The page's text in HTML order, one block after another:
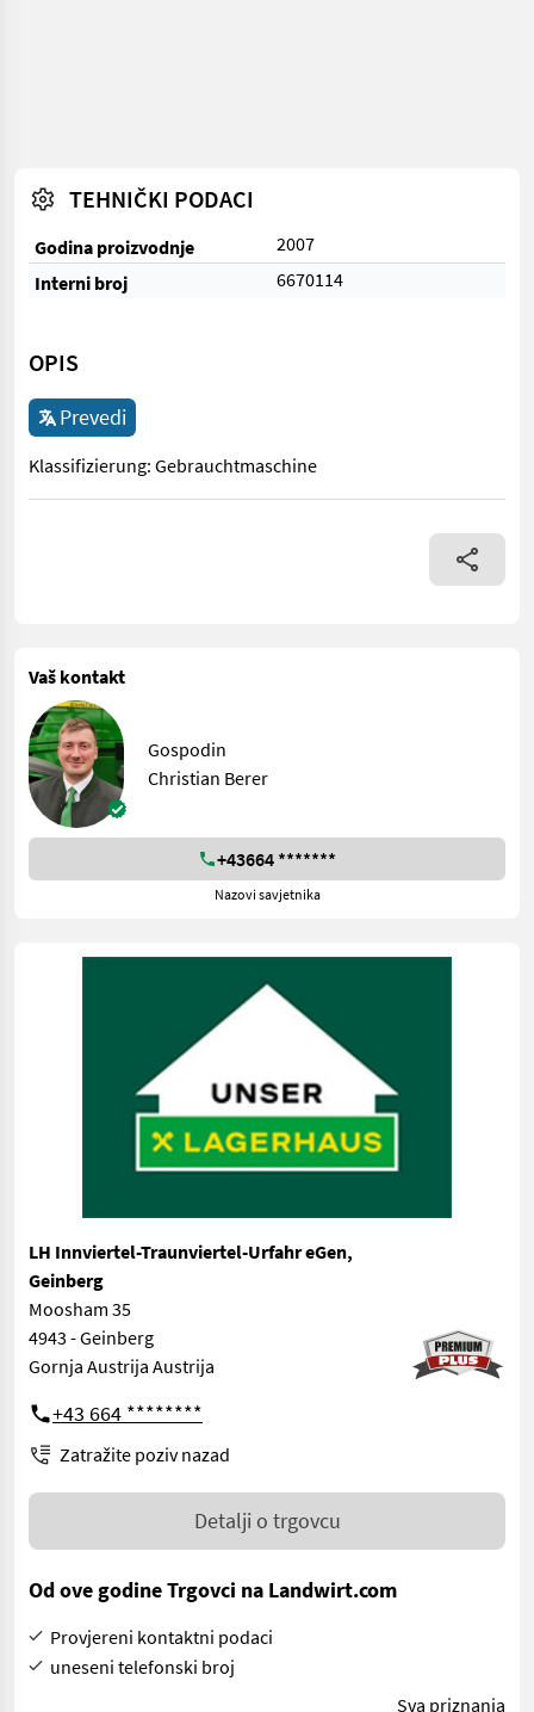
TEHNIČKI PODACI
Godina proizvodnje
2007
Interni broj
6670114
OPIS
Prevedi
Klassifizierung: Gebrauchtmaschine
Klassifizierung: Gebrauchtmaschine
Vaš kontakt
Gospodin
Christian Berer
+43664 *******
Nazovi savjetnika
LH Innviertel-Traunviertel-Urfahr eGen,
Geinberg
Moosham 35
4943 - Geinberg
Gornja Austrija Austrija
+43 664 ********
Zatražite poziv nazad
Detalji o trgovcu
Od ove godine Trgovci na Landwirt.com
Provjereni kontaktni podaci
uneseni telefonski broj
Sva priznanja